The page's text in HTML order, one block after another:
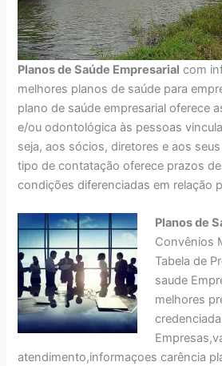
Planos de Saúde Empresarial com
melhores planos de saúde para
plano de saúde empresarial oferece
e/ou odontológica às pessoas
seja, aos sócios, diretores e aos
tipo de contatação oferece prazos
condições diferenciadas em relação
Planos de
Convênios
Tabela de
saude
melhores
atendimento,informaçoes carência